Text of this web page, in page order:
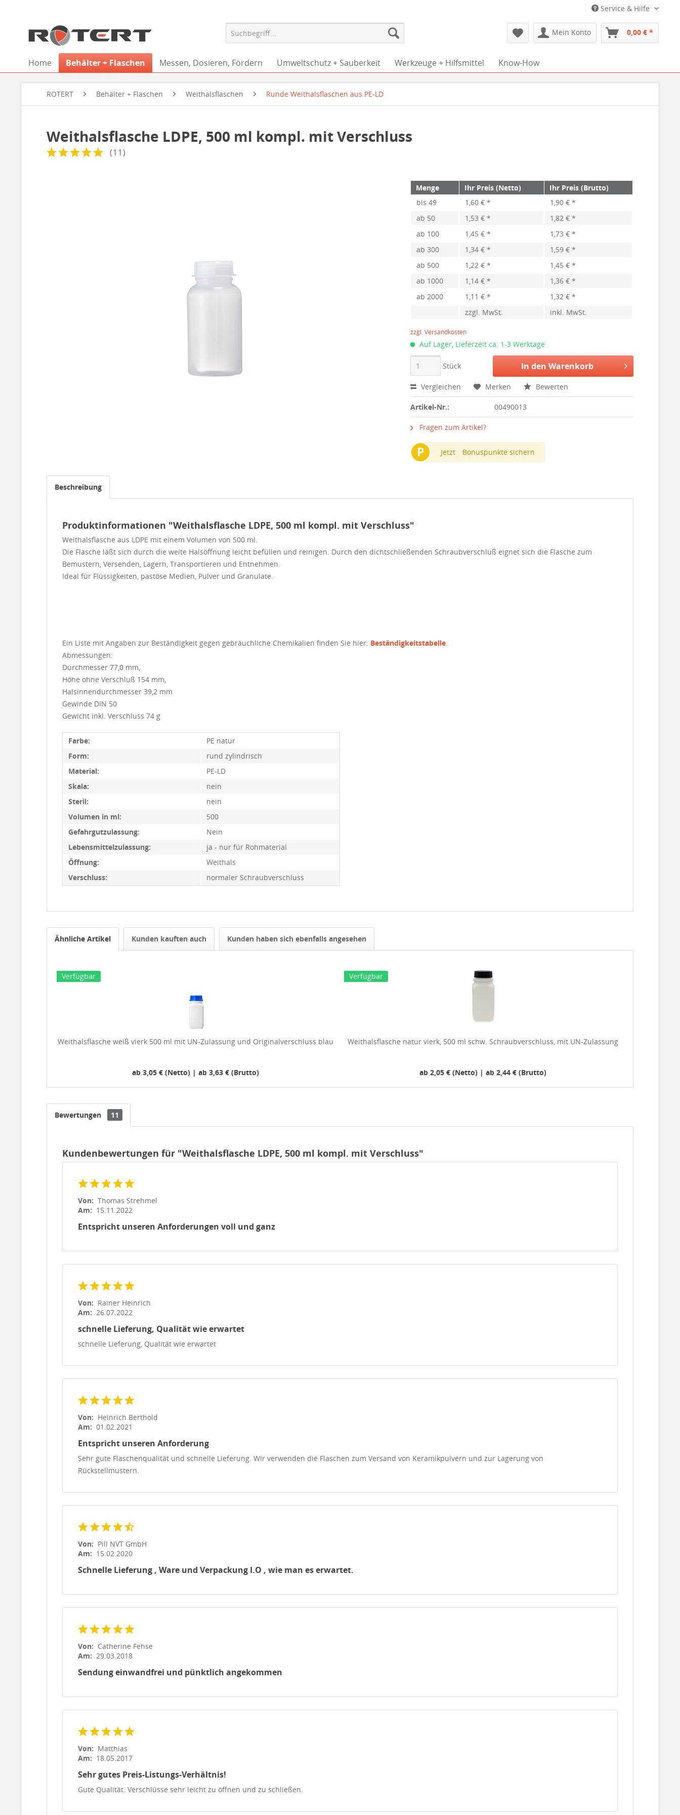
Service & Hilfe
Mein Konto 0,00 € *
Home Behälter + Flaschen Messen, Dosieren, Fördern Umweltschutz + Sauberkeit Werkzeuge + Hilfsmittel Know-How
ROTERT Behälter + Flaschen Weithalsflaschen Runde Weithalsflaschen aus PE-LD
Weithalsflasche LDPE, 500 ml kompl. mit Verschluss
(11)
Menge Ihr Preis (Netto)
Ihr Preis (Brutto)
bis49 1,60 € *
1,90 € *
ab 50 1,53 € *
1,82 € *
ab 100 1,45 € *
1,73 € *
ab300 1,34 € *
1,59 € *
ab 500 1,22 € *
1,45 € *
ab 1000 1,14 € *
1,36 € *
ab2000 1,11 € *
1,32 € *
zzgl. MwSt.
inkl. MwSt.
zzgl. Versandkosten
Auf Lager, Lieferzeit ca. 1-3 Werktage
Stück In den Warenkorb
Vergleichen Merken Bewerten
Artikel-Nr.: 00490013
Fragen zum Artikel?
P Jetzt Bonuspunkte sichern
Beschreibung
Produktinformationen "Weithalsflasche LDPE, 500 ml kompl. mit Verschluss"
Weithalsflasche aus LDPE mit einem Volumen von 500 ml.
Die Flasche läßt sich durch die weite Halsöffnung leicht befüllen und reinigen. Durch den dichtschließenden Schraubverschluß eignet sich die Flasche zum
Bemustern, Versenden, Lagern, Transportieren und Entnehmen.
Ideal für Flüssigkeiten, pastöse Medien, Pulver und Granulate.
Ein Liste mit Angaben zur Beständigkeit gegen gebräuchliche Chemikalien finden Sie hier: Beständigkeitstabelle.
Abmessungen:
Durchmesser 77,0 mm,
Höhe ohne Verschluß 154 mm,
Halsinnendurchmesser 39,2 mm
Gewinde DIN 50
Gewicht inkl. Verschluss 74 g
Farbe:
PE natur
Form:
rund zylindrisch
Material:
PE-LD
Skala:
nein
Steril:
nein
Volumen in ml:
500
Gefahrgutzulassung:
Nein
Lebensmittelzulassung:
ja - nur für Rohmaterial
Öffnung:
Weithals
Verschluss:
normaler Schraubverschluss
Ähnliche Artikel Kunden kauften auch Kunden haben sich ebenfalls angesehen
Verfügbar
Weithalsflasche weiß vierk 500 ml mit UN-Zulassung und Originalverschluss blau
ab 3,05 € (Netto) | ab 3,63 € (Brutto)
Verfügbar
Weithalsflasche natur vierk, 500 ml schw. Schraubverschluss, mit UN-Zulassung
ab 2,05 € (Netto) | ab 2,44 € (Brutto)
Bewertungen 11
Kundenbewertungen für "Weithalsflasche LDPE, 500 ml kompl. mit Verschluss"
Von: Thomas Strehmel
Am: 15.11.2022
Entspricht unseren Anforderungen voll und ganz
Von: Rainer Heinrich
Am: 26.07.2022
schnelle Lieferung, Qualität wie erwartet
schnelle Lieferung, Qualität wie erwartet
Von: Heinrich Berthold
Am: 01.02.2021
Entspricht unseren Anforderung
Sehr gute Flaschenqualität und schnelle Lieferung. Wir verwenden die Flaschen zum Versand von Keramikpulvern und zur Lagerung von
Rückstellmustern.
Von: Pill NVT GmbH
Am: 15.02.2020
Schnelle Lieferung , Ware und Verpackung I.O , wie man es erwartet.
Von: Catherine Fehse
Am: 29.03.2018
Sendung einwandfrei und pünktlich angekommen
Von: Matthias
Am: 18.05.2017
Sehr gutes Preis-Listungs-Verhältnis!
Gute Qualität. Verschlüsse sehr leicht zu öffnen und zu schließen.